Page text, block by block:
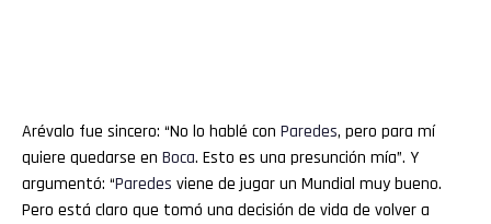
Arévalo fue sincero: “No lo hablé con Paredes, pero para mí
quiere quedarse en Boca. Esto es una presunción mía”. Y
argumentó: “Paredes viene de jugar un Mundial muy bueno.
Pero está claro que tomó una decisión de vida de volver a